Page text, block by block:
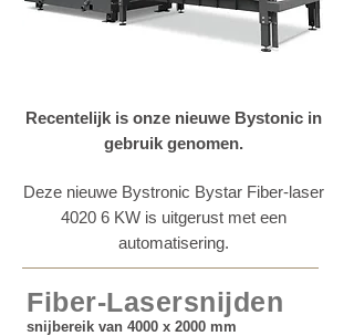
Recentelijk is onze nieuwe Bystonic in
gebruik genomen.
Deze nieuwe Bystronic Bystar Fiber-laser
4020 6 KW is uitgerust met een
automatisering.
Fiber-Lasersnijden
snijbereik van 4000 x 2000 mm